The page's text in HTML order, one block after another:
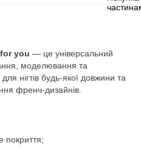
you — це універсальний
моделювання та
нігтів будь-якої довжини та
френч-дизайнів.
покриття;